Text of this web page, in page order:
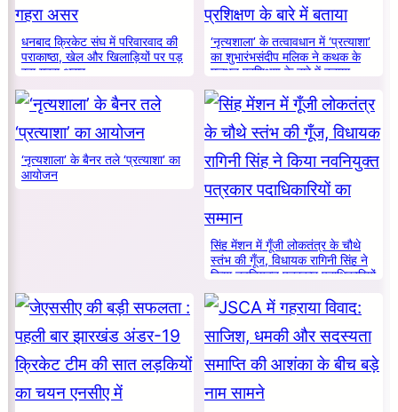
धनबाद क्रिकेट संघ में परिवारवाद की
पराकाष्ठा, खेल और खिलाड़ियों पर पड़
रहा गहरा असर
‘नृत्यशाला’ के तत्वावधान में ‘प्रत्याशा’
का शुभारंभसंदीप मलिक ने कथक के
मूलभूत प्रशिक्षण के बारे में बताया
‘नृत्यशाला’ के बैनर तले ‘प्रत्याशा’ का
आयोजन
सिंह मेंशन में गूँजी लोकतंत्र के चौथे
स्तंभ की गूँज, विधायक रागिनी सिंह ने
किया नवनियुक्त पत्रकार पदाधिकारियों
का सम्मान